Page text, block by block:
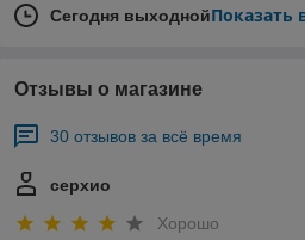
Сегодня выходнойПоказать
Отзывы о магазине
30 отзывов за всё время
серхио
Хорошо